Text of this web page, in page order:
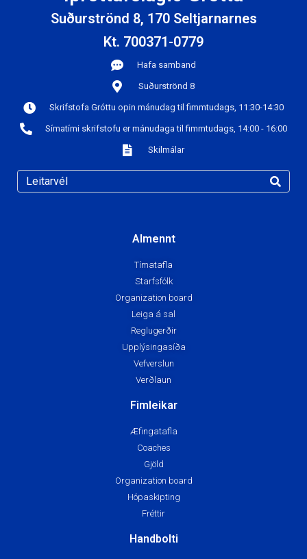
Suðurströnd 8, 170 Seltjarnarnes
Kt. 700371-0779
Hafa samband
Suðurströnd 8
Skrifstofa Gróttu opin mánudag til fimmtudags, 11:30-14:30
Símatími skrifstofu er mánudaga til fimmtudags, 14:00 - 16:00
Skilmálar
Almennt
Tímatafla
Starfsfólk
Organization board
Leiga á sal
Reglugerðir
Upplýsingasíða
Vefverslun
Verðlaun
Fimleikar
Æfingatafla
Coaches
Gjöld
Organization board
Hópaskipting
Fréttir
Handbolti